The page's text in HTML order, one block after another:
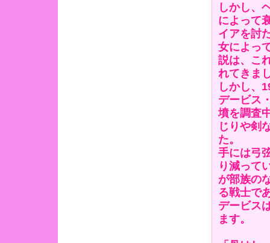
しかし、
によって
イアを討
女によっ
説は、こ
れてきま
しかし、
デービス
墳を調査
じりや剣
た。
手には弓
り減って
が部族の
る戦士で
デービス
ます。